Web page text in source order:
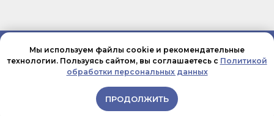
Позвонить Врачи
Политика конфиденциальности
Все фотографии, тексты и видеоматериалы использованы для
Пожалуйста, не используйте контент в коммерческих целях.
Мы используем файлы cookie и рекомендательные
технологии. Пользуясь сайтом, вы соглашаетесь с Политикой
обработки персональных данных
ПРОДОЛЖИТЬ